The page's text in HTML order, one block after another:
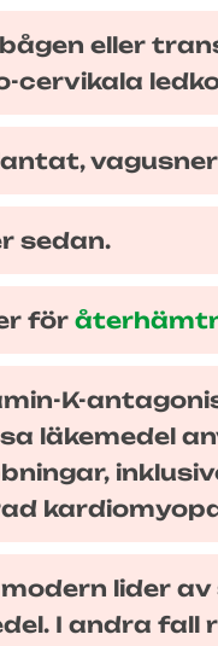
eller
cervikala
sedan.
för
K-
läkemedel
lider
I andra